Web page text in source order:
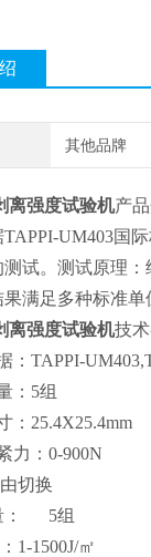
其他品牌
离强度试验机产品
UM403国
试。测试原理
满足多种标准单
离强度试验机技术
：TAPPI-
：5组
：25.4X25.4mm
力：0-900N
切换
： 5组
1-1500J/㎡